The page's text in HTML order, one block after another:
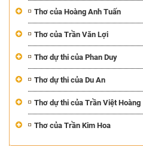
Thơ của Hoàng Anh Tuấn
Thơ của Trần Văn Lợi
Thơ dự thi của Phan Duy
Thơ dự thi của Du An
Thơ dự thi của Trần Việt Hoàng
Thơ của Trần Kim Hoa